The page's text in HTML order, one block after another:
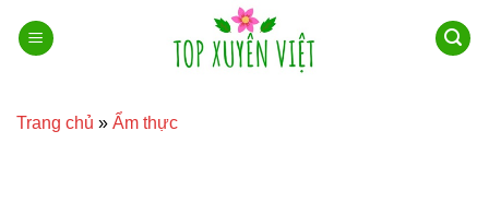
qua
Trang chủ » Ẩm thực